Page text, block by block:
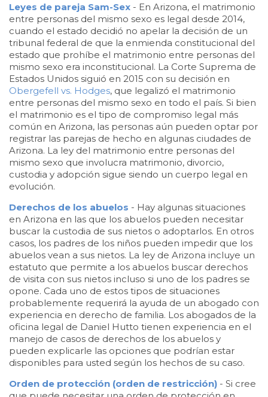
Leyes de pareja Sam-Sex - En Arizona, el matrimonio
entre personas del mismo sexo es legal desde 2014,
cuando el estado decidió no apelar la decisión de un
tribunal federal de que la enmienda constitucional del
estado que prohíbe el matrimonio entre personas del
mismo sexo era inconstitucional. La Corte Suprema de
Estados Unidos siguió en 2015 con su decisión en
Obergefell vs. Hodges, que legalizó el matrimonio
entre personas del mismo sexo en todo el país. Si bien
el matrimonio es el tipo de compromiso legal más
común en Arizona, las personas aún pueden optar por
registrar las parejas de hecho en algunas ciudades de
Arizona. La ley del matrimonio entre personas del
mismo sexo que involucra matrimonio, divorcio,
custodia y adopción sigue siendo un cuerpo legal en
evolución.
Derechos de los abuelos - Hay algunas situaciones
en Arizona en las que los abuelos pueden necesitar
buscar la custodia de sus nietos o adoptarlos. En otros
casos, los padres de los niños pueden impedir que los
abuelos vean a sus nietos. La ley de Arizona incluye un
estatuto que permite a los abuelos buscar derechos
de visita con sus nietos incluso si uno de los padres se
opone. Cada uno de estos tipos de situaciones
probablemente requerirá la ayuda de un abogado con
experiencia en derecho de familia. Los abogados de la
oficina legal de Daniel Hutto tienen experiencia en el
manejo de casos de derechos de los abuelos y
pueden explicarle las opciones que podrían estar
disponibles para usted según los hechos de su caso.
Orden de protección (orden de restricción) - Si cree